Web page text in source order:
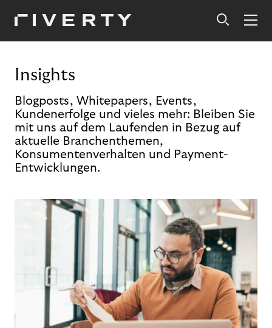
Insights
Blogposts, Whitepapers, Events,
Kundenerfolge und vieles mehr: Bleiben Sie
mit uns auf dem Laufenden in Bezug auf
aktuelle Branchenthemen,
Konsumentenverhalten und Payment-
Entwicklungen.